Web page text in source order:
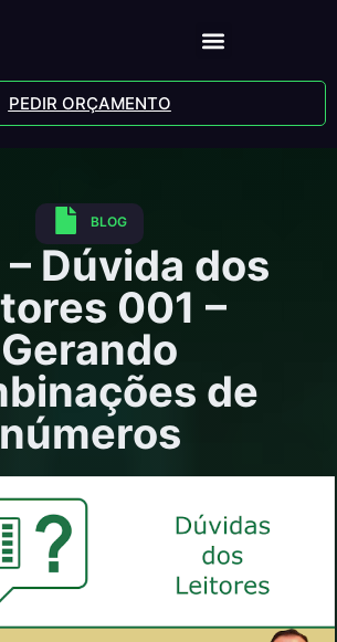
PEDIR ORÇAMENTO
BLOG
– Dúvida dos
001 –
Gerando
de
números